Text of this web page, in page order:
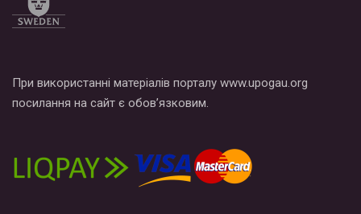
При використанні матеріалів порталу www.upogau.org
посилання на сайт є обов’язковим.